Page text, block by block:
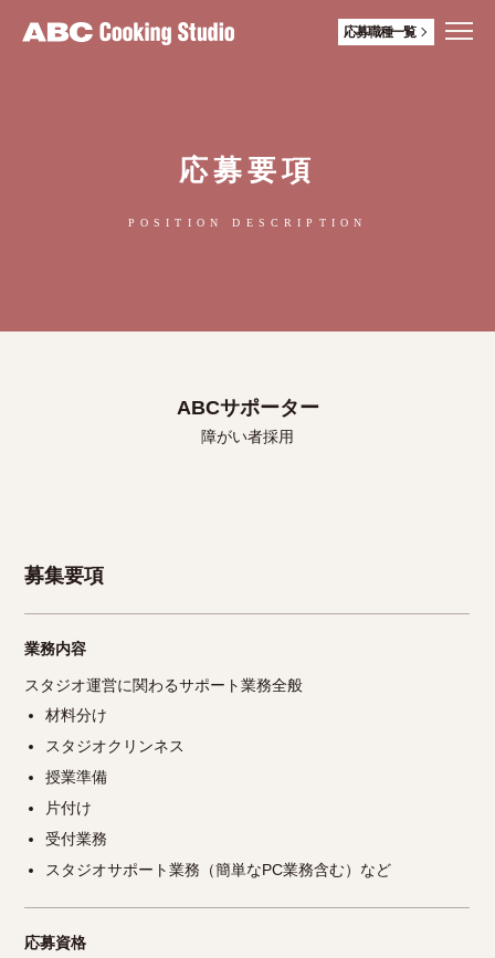
応募職種一覧
応募要項
POSITION DESCRIPTION
ABCサポーター
障がい者採用
募集要項
業務内容
スタジオ運営に関わるサポート業務全般
材料分け
スタジオクリンネス
授業準備
片付け
受付業務
スタジオサポート業務（簡単なPC業務含む）など
応募資格